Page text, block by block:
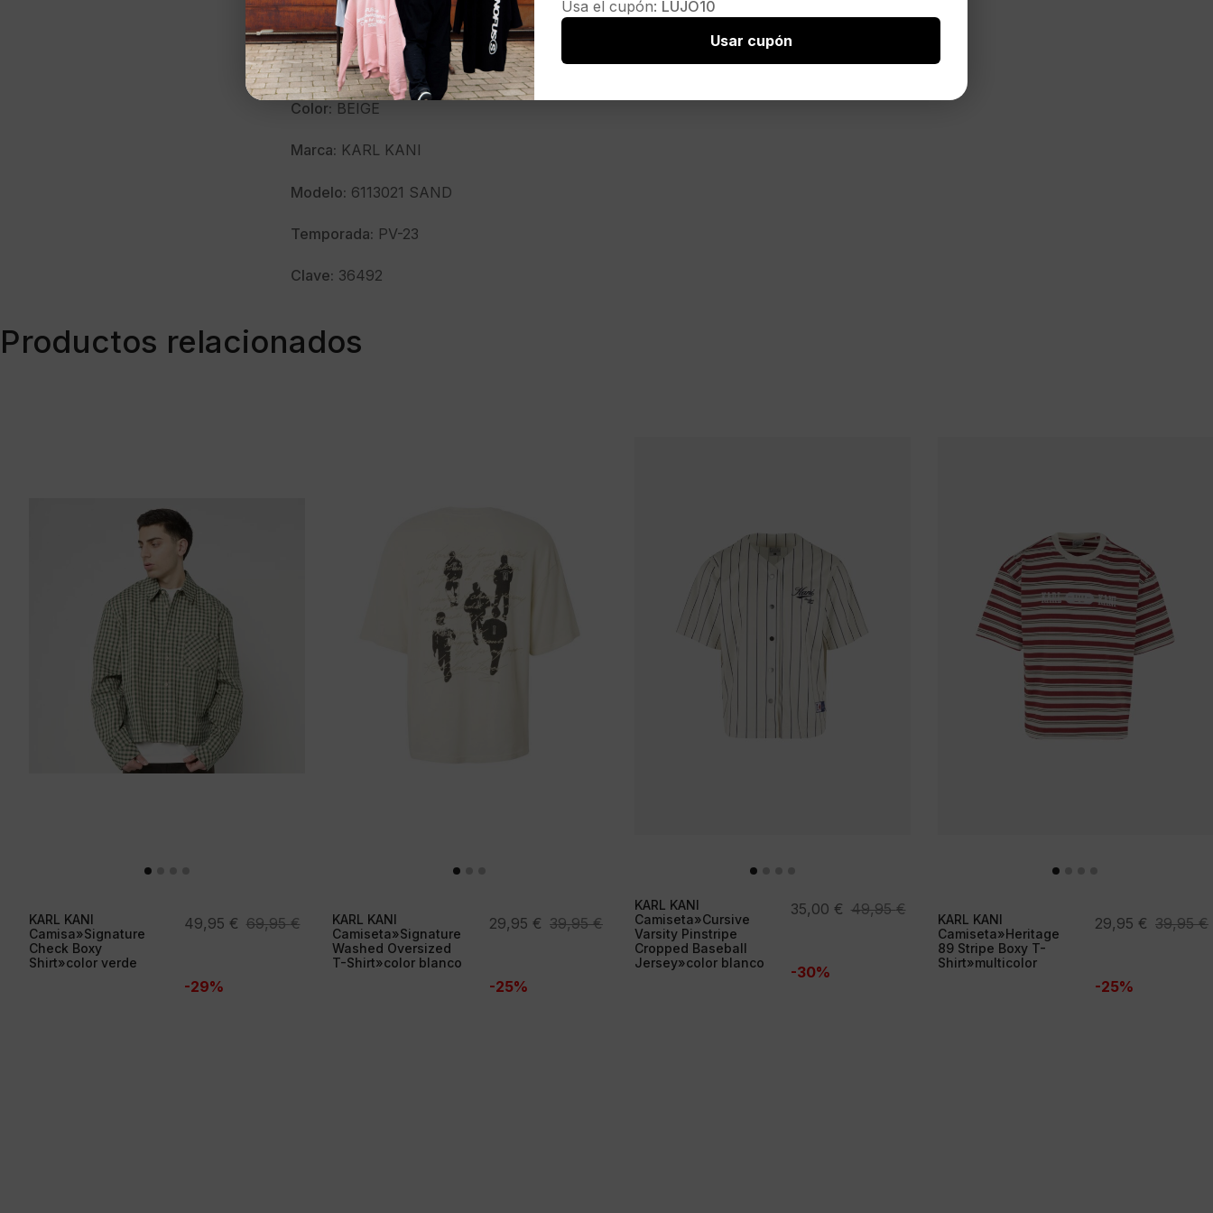
KARL KANI Biker » Old English » color beige
Talla:S
Color: BEIGE
Marca: KARL KANI
Modelo: 6113021 SAND
Temporada: PV-23
Clave: 36492
Productos relacionados
KARL KANI
Camisa»Signature
Check Boxy
Shirt»color verde
69,95€
El
era:
49,95 €
El
es:
-29%
KARL KANI
Camiseta»Signature
Washed Oversized
T-Shirt»color blanco
39,95€
El
era:
29,95 €
El
es:
-25%
KARL KANI
Camiseta»Cursive
Varsity Pinstripe
Cropped Baseball
Jersey»color blanco
49,95€
El
era:
35,00 €
El
es:
-30%
KARL KANI
Camiseta»Heritage
89 Stripe Boxy T-
Shirt»multicolor
39,95€
El
era:
29,95 €
El
es:
-25%
Usa el cupón: LUJO10
Usar cupón